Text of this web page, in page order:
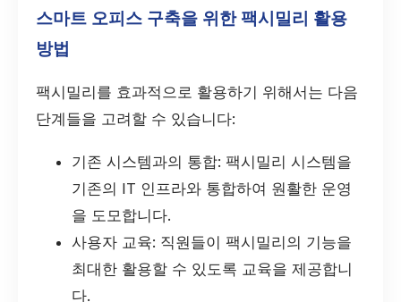
스마트 오피스 구축을 위한 팩시밀리 활용
방법
팩시밀리를 효과적으로 활용하기 위해서는 다음
단계들을 고려할 수 있습니다:
기존 시스템과의 통합: 팩시밀리 시스템을
기존의 IT 인프라와 통합하여 원활한 운영
을 도모합니다.
사용자 교육: 직원들이 팩시밀리의 기능을
최대한 활용할 수 있도록 교육을 제공합니
다.